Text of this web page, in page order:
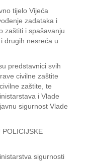
tijelo Vijeća
zadataka i
zaštiti i spašavanju
drugih nesreća u
predstavnici svih
civilne zaštite
zaštite, te
i Vlade
sigurnost Vlade
POLICIJSKE
sigurnosti